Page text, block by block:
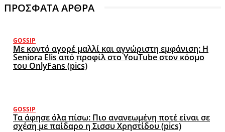
ΠΡΟΣΦΑΤΑ ΑΡΘΡΑ
GOSSIP
Με κοντό αγορέ μαλλί και αγνώριστη εμφάνιση: Η
Seniora Elis από προφίλ στο YouTube στον κόσμο
του OnlyFans (pics)
GOSSIP
Τα άφησε όλα πίσω: Πιο ανανεωμένη ποτέ είναι σε
σχέση με παίδαρο η Σισσυ Χρηστίδου (pics)